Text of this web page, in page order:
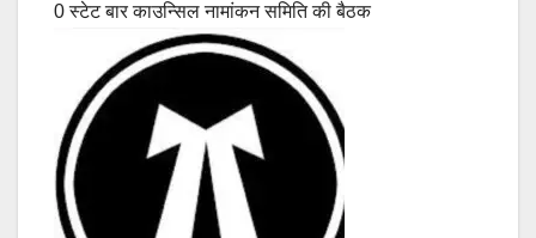
0 स्टेट बार काउन्सिल नामांकन समिति की बैठक